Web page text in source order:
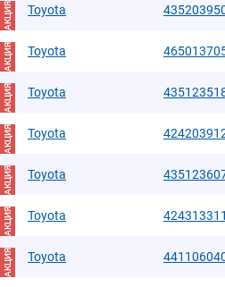
АКЦИЯ Toyota
АКЦИЯ Toyota
АКЦИЯ Toyota
АКЦИЯ Toyota
АКЦИЯ Toyota
АКЦИЯ Toyota
АКЦИЯ Toyota